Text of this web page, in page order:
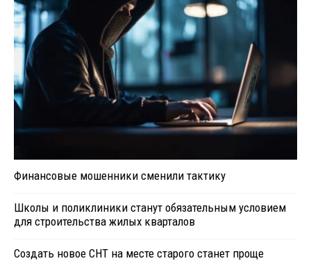
Финансовые мошенники сменили тактику
Школы и поликлиники станут обязательным условием
для строительства жилых кварталов
Создать новое СНТ на месте старого станет проще